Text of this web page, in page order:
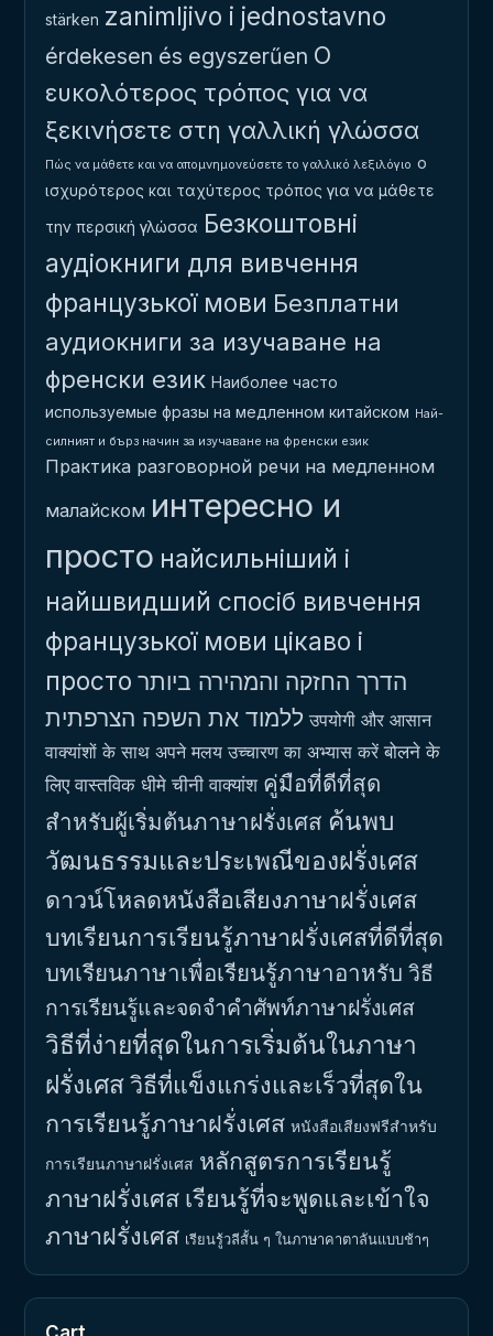
stärken zanimljivo i jednostavno
érdekesen és egyszerűen Ο
ευκολότερος τρόπος για να
ξεκινήσετε στη γαλλική γλώσσα
Πώς να μάθετε και να απομνημονεύσετε το γαλλικό λεξιλόγιο ο
ισχυρότερος και ταχύτερος τρόπος για να μάθετε
την περσική γλώσσα Безкоштовні
аудіокниги для вивчення
французької мови Безплатни
аудиокниги за изучаване на
френски език Наиболее часто
используемые фразы на медленном китайском
Най-
силният и бърз начин за изучаване на френски език
Практика разговорной речи на медленном
малайском интересно и
просто найсильніший і
найшвидший спосіб вивчення
французької мови цікаво і
просто הדרך החזקה והמהירה ביותר
ללמוד את השפה הצרפתית उपयोगी और आसान
वाक्यांशों के साथ अपने मलय उच्चारण का अभ्यास करें बोलने के
लिए वास्तविक धीमे चीनी वाक्यांश คู่มือที่ดีที่สุด
สำหรับผู้เริ่มต้นภาษาฝรั่งเศส ค้นพบ
วัฒนธรรมและประเพณีของฝรั่งเศส
ดาวน์โหลดหนังสือเสียงภาษาฝรั่งเศส
บทเรียนการเรียนรู้ภาษาฝรั่งเศสที่ดีที่สุด
บทเรียนภาษาเพื่อเรียนรู้ภาษาอาหรับ วิธี
การเรียนรู้และจดจำคำศัพท์ภาษาฝรั่งเศส
วิธีที่ง่ายที่สุดในการเริ่มต้นในภาษา
ฝรั่งเศสวิธีที่แข็งแกร่งและเร็วที่สุดใน
การเรียนรู้ภาษาฝรั่งเศส หนังสือเสียงฟรีสำหรับ
การเรียนภาษาฝรั่งเศส หลักสูตรการเรียนรู้
ภาษาฝรั่งเศส เรียนรู้ที่จะพูดและเข้าใจ
ภาษาฝรั่งเศส เรียนรู้วลีสั้น ๆ ในภาษาคาตาลันแบบช้าๆ